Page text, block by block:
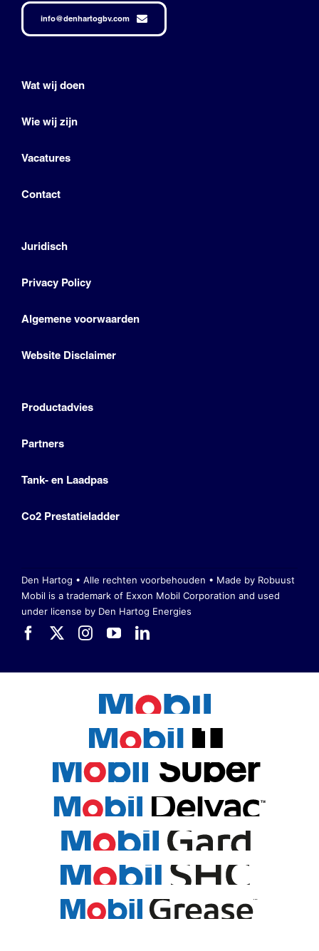
info@denhartogbv.com
Wat wij doen
Wie wij zijn
Vacatures
Contact
Juridisch
Privacy Policy
Algemene voorwaarden
Website Disclaimer
Productadvies
Partners
Tank- en Laadpas
Co2 Prestatieladder
Den Hartog • Alle rechten voorbehouden • Made by Robuust
Mobil is a trademark of Exxon Mobil Corporation and used
under license by Den Hartog Energies